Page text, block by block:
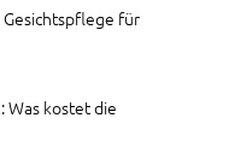
Gesichtspflege für
Was kostet die